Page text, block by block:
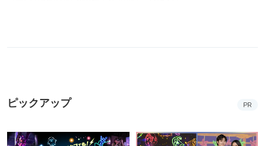
ピックアップ PR